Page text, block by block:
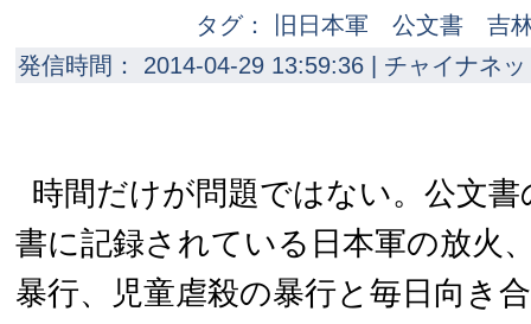
タグ： 旧日本軍 公文書 吉
発信時間： 2014-04-29 13:59:36 | チャイナネ
時間だけが問題ではない。公文
書に記録されている日本軍の放火
暴行、児童虐殺の暴行と毎日向き